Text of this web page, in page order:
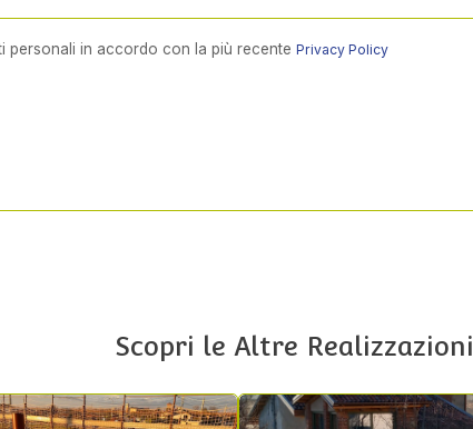
personali in accordo con la più recente Privacy Policy
Scopri le Altre Realizzazioni